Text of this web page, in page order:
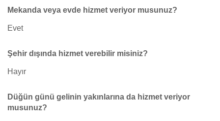
Mekanda veya evde hizmet veriyor musunuz?
Evet
Şehir dışında hizmet verebilir misiniz?
Hayır
Düğün günü gelinin yakınlarına da hizmet veriyor
musunuz?